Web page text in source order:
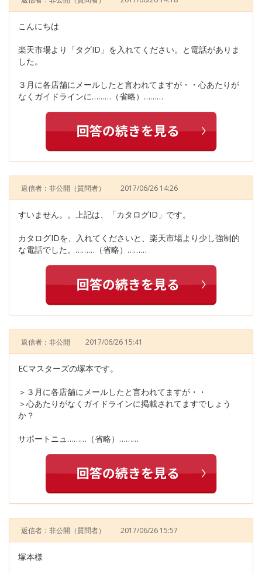
こんにちは
楽天市場より「タグID」を入れてください。と電話がありま
した。
３月に各店舗にメールしたと言われてますが・・心あたりが
なくガイドラインに………（省略）………
返信者：非公開 （質問者） 2017/06/26 14:26
すいません。。上記は、「カタログID」です。
カタログIDを、入れてくださいと、楽天市場より少し強制的
な電話でした。………（省略）………
返信者：非公開 2017/06/26 15:41
ECマスターズの塚本です。
＞３月に各店舗にメールしたと言われてますが・・
＞心あたりがなくガイドラインに掲載されてますでしょう
か？
サポートニュ………（省略）………
返信者：非公開 （質問者） 2017/06/26 15:57
塚本様